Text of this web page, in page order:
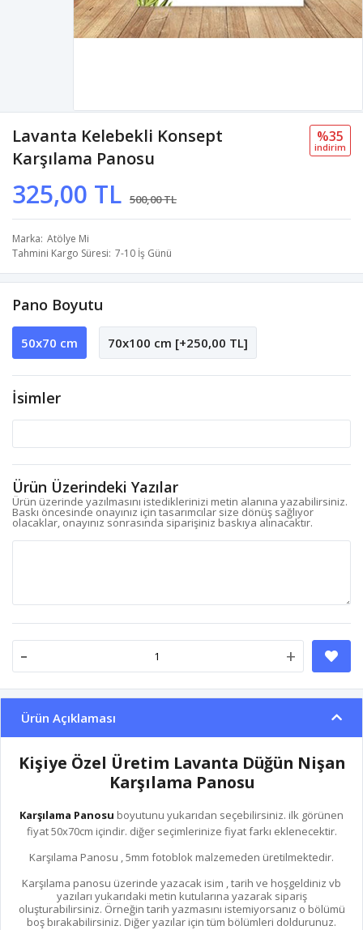
Lavanta Kelebekli Konsept
Karşılama Panosu
325,00 TL 500,00 TL
%35
i̇ndi̇ri̇m
Marka Atölye Mi
Tahmini Kargo Süresi 7-10 İş Günü
Pano Boyutu
50x70 cm 70x100 cm [+250,00 TL]
İsimler
Ürün Üzerindeki Yazılar
Ürün üzerinde yazılmasını istediklerinizi metin alanına yazabilirsiniz.
Baskı öncesinde onayınız için tasarımcılar size dönüş sağlıyor
olacaklar, onayınız sonrasında siparişiniz baskıya alınacaktır.
- +
Ürün Açıklaması
Kişiye Özel Üretim Lavanta Düğün Nişan
Karşılama Panosu
Karşılama Panosu boyutunu yukarıdan seçebilirsiniz. ilk görünen
fiyat 50x70cm içindir. diğer seçimlerinize fiyat farkı eklenecektir.
Karşılama Panosu , 5mm fotoblok malzemeden üretilmektedir.
Karşılama panosu üzerinde yazacak isim , tarih ve hoşgeldiniz vb
yazıları yukarıdaki metin kutularına yazarak sipariş
oluşturabilirsiniz. Örneğin tarih yazmasını istemiyorsanız o bölümü
boş bırakabilirsiniz. Diğer yazılar için tüm bölümleri doldurunuz.